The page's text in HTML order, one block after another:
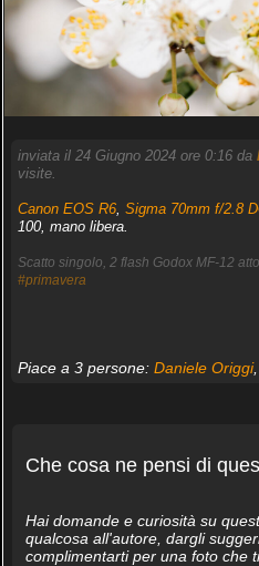
inviata il 24 Giugno 2024 ore 0:16 da
visite.
Canon EOS R6, Sigma 70mm f/2.8
100, mano libera.
Scatto singolo, 2 flash Godox MF-12
#primavera
Piace a 3 persone: Daniele Origgi,
Che cosa ne pensi di
Hai domande e curiosità su
qualcosa all'autore, dargli
complimentarti per una foto che